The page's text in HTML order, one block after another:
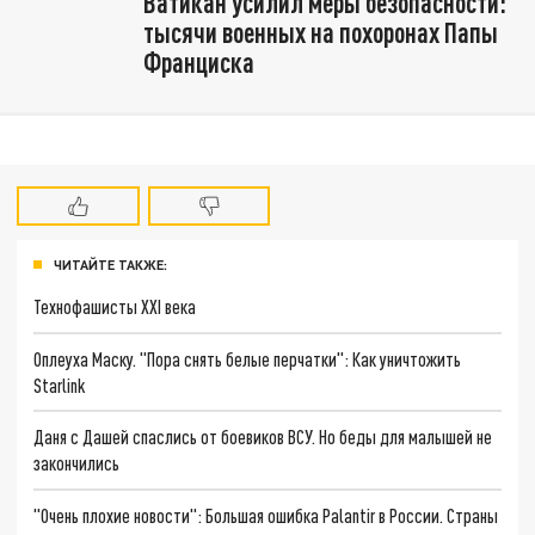
тысячи военных на похоронах Папы
Франциска
ЧИТАЙТЕ ТАКЖЕ:
Технофашисты XXI века
Оплеуха Маску. "Пора снять белые перчатки": Как уничтожить
Starlink
Даня с Дашей спаслись от боевиков ВСУ. Но беды для малышей не
закончились
"Очень плохие новости": Большая ошибка Palantir в России. Страны